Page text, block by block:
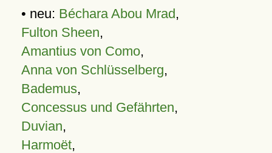
• neu: Béchara Abou Mrad,
Fulton Sheen,
Amantius von Como,
Anna von Schlüsselberg,
Bademus,
Concessus und Gefährten,
Duvian,
Harmoët,